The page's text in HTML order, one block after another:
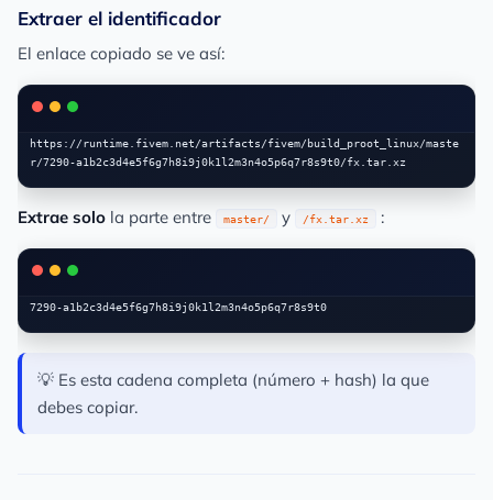
Extraer el identificador
El enlace copiado se ve así:
https://runtime.fivem.net/artifacts/fivem/build_proot_linux/maste
Extrae solo la parte entre master/ y /fx.tar.xz :
💡 Es esta cadena completa (número + hash) la que
debes copiar.